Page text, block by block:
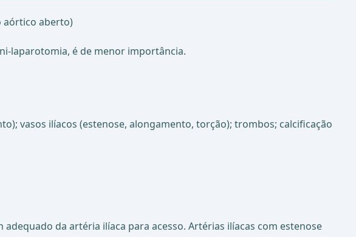
aórtico aberto)
laparotomia, é de menor importância.
vasos ilíacos (estenose, alongamento, torção); trombos; calcificação
da artéria ilíaca para acesso. Artérias ilíacas com estenose